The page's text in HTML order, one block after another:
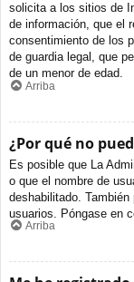
solicita a los sitios de
de información, que el
consentimiento de los
de guardia legal, que
de un menor de edad.
Arriba
¿Por qué no
Es posible que La
o que el nombre de
deshabilitado.
usuarios. Póngase en
Arriba